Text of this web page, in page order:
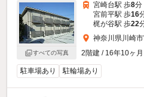
すべての写真
宮崎台駅 歩8分
宮前平駅 歩16
梶が谷駅 歩22
神奈川県川崎
2階建 / 16年10ヶ
駐車場あり 駐輪場あり